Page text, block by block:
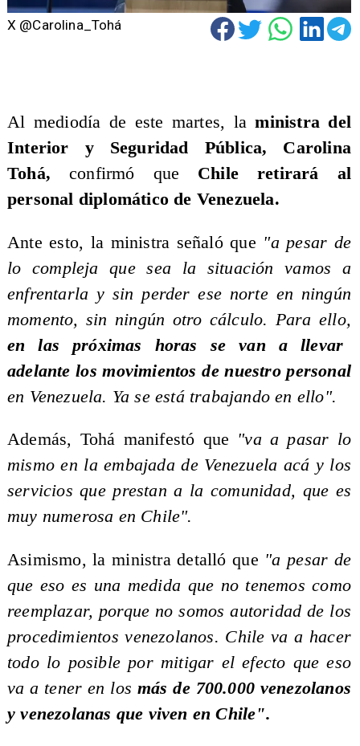
X @Carolina_Tohá
Al mediodía de este martes, laministra del
Interior y Seguridad Pública, Carolina
Tohá, confirmó que Chile retirará al
personal diplomático de Venezuela.
Ante esto, la ministra señaló que "a pesar de
lo compleja que sea la situación vamos a
enfrentarla y sin perder ese norte en ningún
momento, sin ningún otro cálculo. Para ello,
en las próximas horas se van a llevar
adelante los movimientos de nuestro personal
en Venezuela. Ya se está trabajando en ello".
Además, Tohá manifestó que "va a pasar lo
mismo en la embajada de Venezuela acá y los
servicios que prestan a la comunidad, que es
muy numerosa en Chile".
Asimismo, la ministra detalló que "a pesar de
que eso es una medida que no tenemos como
reemplazar, porque no somos autoridad de los
procedimientos venezolanos. Chile va a hacer
todo lo posible por mitigar el efecto que eso
va a tener en los más de 700.000 venezolanos
y venezolanas que viven en Chile".